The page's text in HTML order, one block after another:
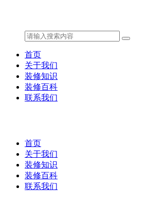
首页
关于我们
装修知识
装修百科
联系我们
首页
关于我们
装修知识
装修百科
联系我们